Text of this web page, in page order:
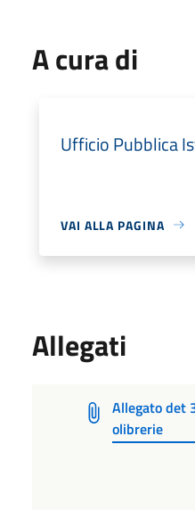
A cura di
Ufficio Pubblica
VAI ALLA PAGINA
Allegati
Allegato det
olibrerie